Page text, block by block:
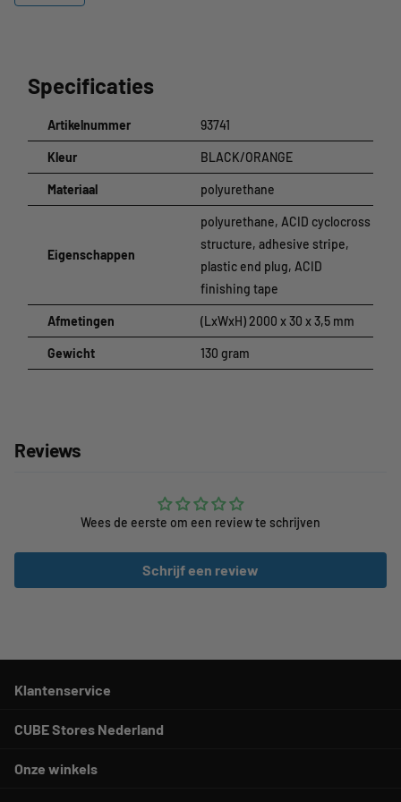
Kleur:zwart/oranje
Maat:(LxBxD) 2000 x 30 x 3,5 mm
Specificaties
Artikelnummer 93741
Kleur BLACK/ORANGE
Materiaal polyurethane
Eigenschappen
polyurethane, ACID cyclocross
structure, adhesive stripe,
plastic end plug, ACID
finishing tape
Afmetingen (LxWxH) 2000 x 30 x 3,5 mm
Gewicht 130 gram
Reviews
Wees de eerste om een review te schrijven
Schrijf een review
Klantenservice
CUBE Stores Nederland
Onze winkels